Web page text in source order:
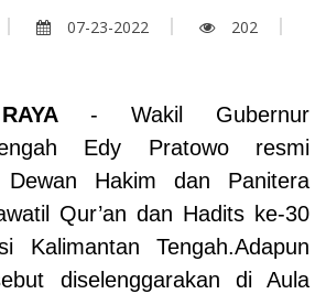
07-23-2022
202
- Wakil Gubernur
Edy Pratowo resmi
Hakim dan Panitera
Qur’an dan Hadits ke-30
Kalimantan Tengah.Adapun
diselenggarakan di Aula